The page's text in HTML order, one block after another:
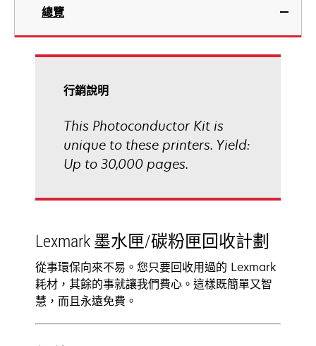
總覽
行銷說明
This Photoconductor Kit is
unique to these printers. Yield:
Up to 30,000 pages.
Lexmark 墨水匣/碳粉匣回收計劃
從事環保向來不易。您只要回收用過的 Lexmark
耗材，其餘的事就讓我們費心。這樣既簡單又智
慧，而且永遠免費。